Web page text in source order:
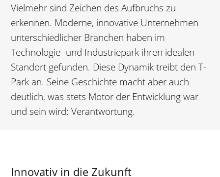
Vielmehr sind Zeichen des Aufbruchs zu
erkennen. Moderne, innovative Unternehmen
unterschiedlicher Branchen haben im
Technologie- und Industriepark ihren idealen
Standort gefunden. Diese Dynamik treibt den T-
Park an. Seine Geschichte macht aber auch
deutlich, was stets Motor der Entwicklung war
und sein wird: Verantwortung.
Innovativ in die Zukunft